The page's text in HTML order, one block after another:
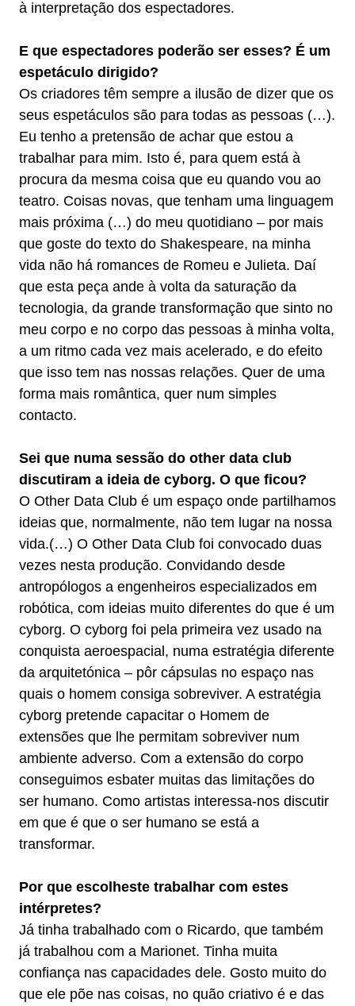
à interpretação dos espectadores.
E que espectadores poderão ser esses? É um
espetáculo dirigido?
Os criadores têm sempre a ilusão de dizer que os
seus espetáculos são para todas as pessoas (…).
Eu tenho a pretensão de achar que estou a
trabalhar para mim. Isto é, para quem está à
procura da mesma coisa que eu quando vou ao
teatro. Coisas novas, que tenham uma linguagem
mais próxima (…) do meu quotidiano – por mais
que goste do texto do Shakespeare, na minha
vida não há romances de Romeu e Julieta. Daí
que esta peça ande à volta da saturação da
tecnologia, da grande transformação que sinto no
meu corpo e no corpo das pessoas à minha volta,
a um ritmo cada vez mais acelerado, e do efeito
que isso tem nas nossas relações. Quer de uma
forma mais romântica, quer num simples
contacto.
Sei que numa sessão do other data club
discutiram a ideia de cyborg. O que ficou?
O Other Data Club é um espaço onde partilhamos
ideias que, normalmente, não tem lugar na nossa
vida.(…) O Other Data Club foi convocado duas
vezes nesta produção. Convidando desde
antropólogos a engenheiros especializados em
robótica, com ideias muito diferentes do que é um
cyborg. O cyborg foi pela primeira vez usado na
conquista aeroespacial, numa estratégia diferente
da arquitetónica – pôr cápsulas no espaço nas
quais o homem consiga sobreviver. A estratégia
cyborg pretende capacitar o Homem de
extensões que lhe permitam sobreviver num
ambiente adverso. Com a extensão do corpo
conseguimos esbater muitas das limitações do
ser humano. Como artistas interessa-nos discutir
em que é que o ser humano se está a
transformar.
Por que escolheste trabalhar com estes
intérpretes?
Já tinha trabalhado com o Ricardo, que também
já trabalhou com a Marionet. Tinha muita
confiança nas capacidades dele. Gosto muito do
que ele põe nas coisas, no quão criativo é e das